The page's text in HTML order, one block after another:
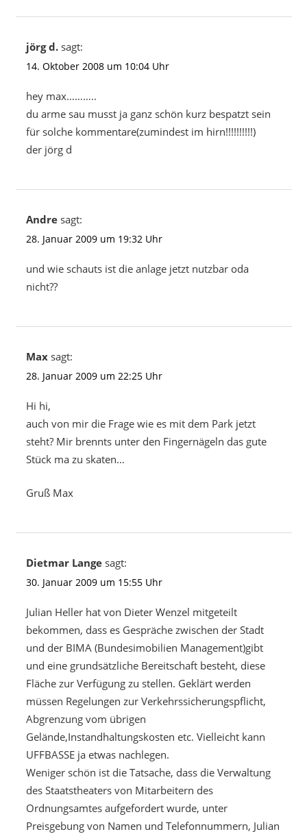
jörg d. sagt:
14. Oktober 2008 um 10:04 Uhr
hey max………..
du arme sau musst ja ganz schön kurz bespatzt sein
für solche kommentare(zumindest im hirn!!!!!!!!!!)
der jörg d
Andre sagt:
28. Januar 2009 um 19:32 Uhr
und wie schauts ist die anlage jetzt nutzbar oda
nicht??
Max sagt:
28. Januar 2009 um 22:25 Uhr
Hi hi,
auch von mir die Frage wie es mit dem Park jetzt
steht? Mir brennts unter den Fingernägeln das gute
Stück ma zu skaten…
Gruß Max
Dietmar Lange sagt:
30. Januar 2009 um 15:55 Uhr
Julian Heller hat von Dieter Wenzel mitgeteilt
bekommen, dass es Gespräche zwischen der Stadt
und der BIMA (Bundesimobilien Management)gibt
und eine grundsätzliche Bereitschaft besteht, diese
Fläche zur Verfügung zu stellen. Geklärt werden
müssen Regelungen zur Verkehrssicherungspflicht,
Abgrenzung vom übrigen
Gelände,Instandhaltungskosten etc. Vielleicht kann
UFFBASSE ja etwas nachlegen.
Weniger schön ist die Tatsache, dass die Verwaltung
des Staatstheaters von Mitarbeitern des
Ordnungsamtes aufgefordert wurde, unter
Preisgebung von Namen und Telefonnummern, Julian